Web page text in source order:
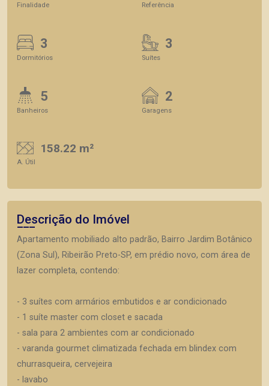
Finalidade Referência
3
Dormitórios
3
Suítes
5
Banheiros
2
Garagens
158.22 m²
A. Útil
Descrição do Imóvel
Apartamento mobiliado alto padrão, Bairro Jardim Botânico
(Zona Sul), Ribeirão Preto-SP, em prédio novo, com área de
lazer completa, contendo:
- 3 suítes com armários embutidos e ar condicionado
- 1 suíte master com closet e sacada
- sala para 2 ambientes com ar condicionado
- varanda gourmet climatizada fechada em blindex com
churrasqueira, cervejeira
- lavabo